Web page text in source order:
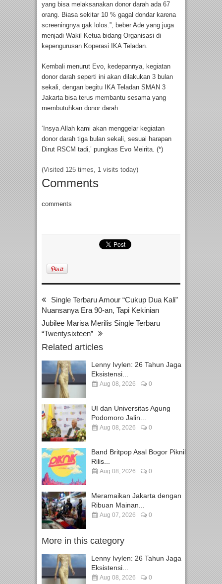
yang bisa melaksanakan donor darah ada 67
orang. Biasa sekitar 10 % gagal dondar karena
screeningnya gak lolos.”, beber Ade yang juga
menjadi Wakil Ketua bidang Organisasi di
kepengurusan Koperasi IKA Teladan.
Kembali menurut Evo, kedepannya, kegiatan
donor darah seperti ini akan dilakukan 3 bulan
sekali, dengan begitu IKA Teladan SMAN 3
Jakarta bisa terus membantu sesama yang
membutuhkan donor darah.
‘Insya Allah kami akan menggelar kegiatan
donor darah tiga bulan sekali, sesuai harapan
Dirut RSCM tadi,’ pungkas Evo Meirita. (*)
(Visited 125 times, 1 visits today)
Comments
comments
Single Terbaru Amour “Cukup Dua Kali”
Nuansanya Era 90-an, Tapi Kekinian
Jubilee Marisa Merilis Single Terbaru
“Twentysixteen”
Related articles
Lenny Ivylen: 26 Tahun Jaga
Eksistensi...
Aug 08, 2026 0
UI dan Universitas Agung
Podomoro Jalin...
Aug 08, 2026 0
Band Britpop Asal Bogor Piknik
Rilis...
Aug 08, 2026 0
Meramaikan Jakarta dengan
Ribuan Mainan...
Aug 07, 2026 0
More in this category
Lenny Ivylen: 26 Tahun Jaga
Eksistensi...
Aug 08, 2026 0